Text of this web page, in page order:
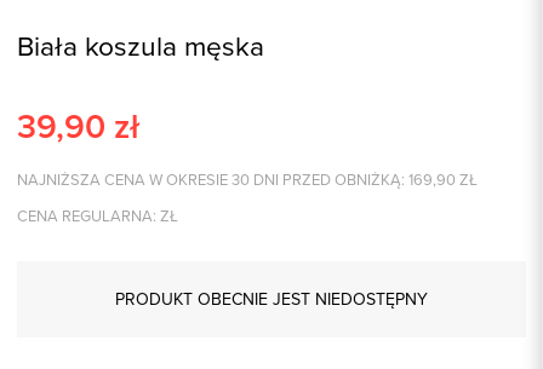
Biała koszula męska
39,90 zł
NAJNIŻSZA CENA W OKRESIE 30 DNI PRZED OBNIŻKĄ: 169,90 ZŁ
CENA REGULARNA: ZŁ
PRODUKT OBECNIE JEST NIEDOSTĘPNY